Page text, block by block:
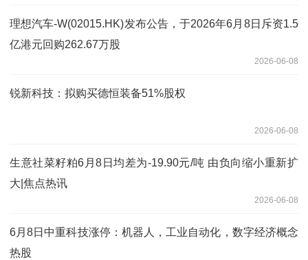
理想汽车-W(02015.HK)发布公告，于2026年6月8日斥资1.5
亿港元回购262.67万股
2026-06-08
锐新科技：拟购买德恒装备51%股权
2026-06-08
生意社菜籽粕6月8日均差为-19.90元/吨 由负向缩小重新扩
大|焦点热讯
2026-06-08
6月8日中重科技涨停：机器人，工业自动化，数字经济概念
热股